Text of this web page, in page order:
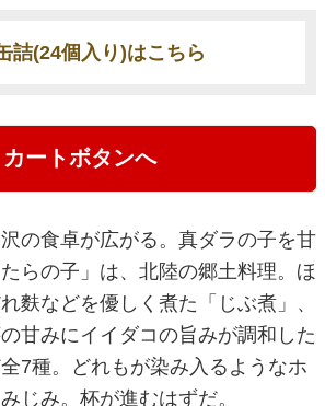
詰(24個入り)はこちら
カートボタンへ
の食卓が広がる。真ダラの子を甘
らの子」は、北陸の郷土料理。ほ
麩などを優しく煮た「じぶ煮」、
甘みにイイダコの旨みが調和した
全7種。どれもが染み入るようなホ
じみ。杯が進むはずだ。